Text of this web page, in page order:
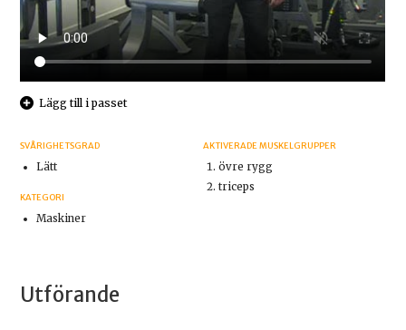
Lägg till i passet
SVÅRIGHETSGRAD
Lätt
KATEGORI
Maskiner
AKTIVERADE MUSKELGRUPPER
övre rygg
triceps
Utförande